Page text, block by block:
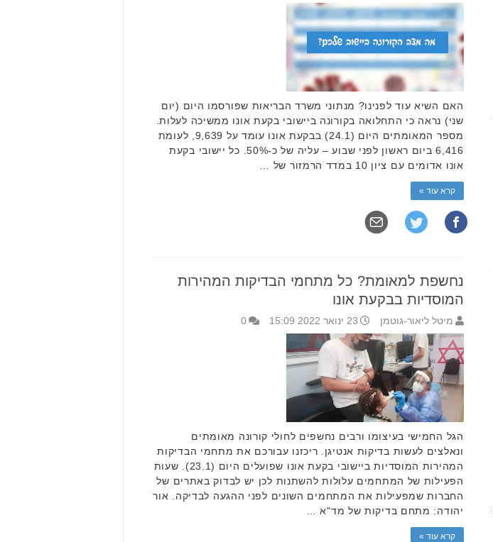
האם השיא עוד לפנינו? מנתוני משרד הבריאות שפורסמו היום (יום
שני) נראה כי התחלואה בקורונה ביישובי בקעת אונו ממשיכה לעלות.
מספר המאומתים היום (24.1) בבקעת אונו עומד על 9,639, לעומת
6,416 ביום ראשון לפני שבוע – עליה של כ-50%. כל יישובי בקעת
אונו אדומים עם ציון 10 במדד הרמזור של …
קרא עוד »
נחשפת למאומת? כל מתחמי הבדיקות המהירות
המוסדיות בבקעת אונו
מיטל ליאור-גוטמן 23 ינואר 2022 15:09 0
הגל החמישי בעיצומו ורבים נחשפים לחולי קורונה מאומתים
ונאלצים לעשות בדיקות אנטיגן. ריכזנו עבורכם את מתחמי הבדיקות
המהירות המוסדיות ביישובי בקעת אונו שפועלים היום (23.1). שעות
הפעילות של המתחמים עלולות להשתנות לכן יש לבדוק באתרים של
החברות שמפעילות את המתחמים השונים לפני ההגעה לבדיקה. אור
יהודה: מתחם בדיקות של מד"א …
קרא עוד »